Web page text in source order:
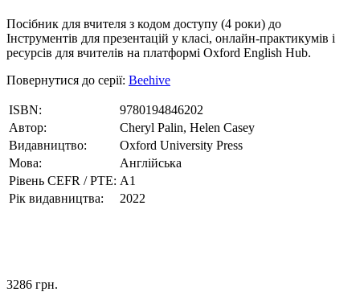
Посібник для вчителя з кодом доступу (4 роки) до
Інструментів для презентацій у класі, онлайн-практикумів і
ресурсів для вчителів на платформі Oxford English Hub.
Повернутися до серії: Beehive
ISBN:
9780194846202
Автор:
Cheryl Palin, Helen Casey
Видавництво:
Oxford University Press
Мова:
Англійська
Рівень CEFR / PTE: A1
Рік видавництва:
2022
3286 грн.